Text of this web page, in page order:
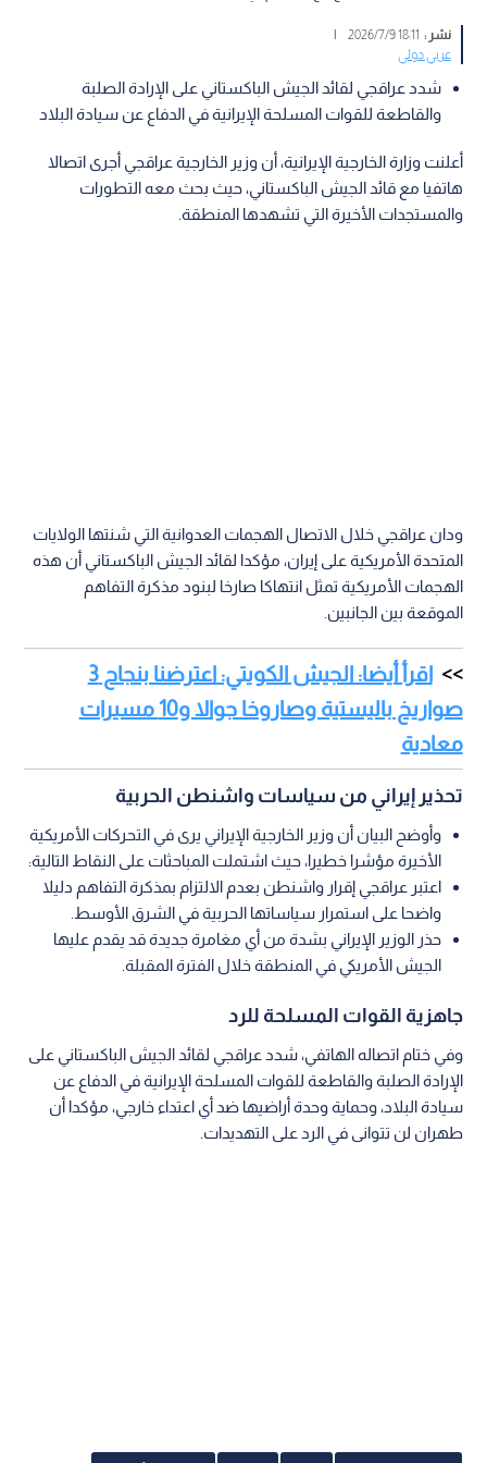
نشر : 18:11 2026/7/9
|
عربي دولي
شدد عراقجي لقائد الجيش الباكستاني على الإرادة الصلبة
والقاطعة للقوات المسلحة الإيرانية في الدفاع عن سيادة البلاد
أعلنت وزارة الخارجية الإيرانية، أن وزير الخارجية عراقجي أجرى اتصالا
هاتفيا مع قائد الجيش الباكستاني، حيث بحث معه التطورات
والمستجدات الأخيرة التي تشهدها المنطقة.
ودان عراقجي خلال الاتصال الهجمات العدوانية التي شنتها الولايات
المتحدة الأمريكية على إيران، مؤكدا لقائد الجيش الباكستاني أن هذه
الهجمات الأمريكية تمثل انتهاكا صارخا لبنود مذكرة التفاهم
الموقعة بين الجانبين.
اقرأ أيضا: الجيش الكويتي: اعترضنا بنجاح 3
صواريخ باليستية وصاروخا جوالا و10 مسيرات
معادية
تحذير إيراني من سياسات واشنطن الحربية
وأوضح البيان أن وزير الخارجية الإيراني يرى في التحركات الأمريكية
الأخيرة مؤشرا خطيرا، حيث اشتملت المباحثات على النقاط التالية:
اعتبر عراقجي إقرار واشنطن بعدم الالتزام بمذكرة التفاهم دليلا
واضحا على استمرار سياساتها الحربية في الشرق الأوسط.
حذر الوزير الإيراني بشدة من أي مغامرة جديدة قد يقدم عليها
الجيش الأمريكي في المنطقة خلال الفترة المقبلة.
جاهزية القوات المسلحة للرد
وفي ختام اتصاله الهاتفي، شدد عراقجي لقائد الجيش الباكستاني على
الإرادة الصلبة والقاطعة للقوات المسلحة الإيرانية في الدفاع عن
سيادة البلاد، وحماية وحدة أراضيها ضد أي اعتداء خارجي، مؤكدا أن
طهران لن تتوانى في الرد على التهديدات.